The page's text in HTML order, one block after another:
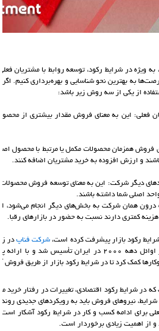
به ویژه در شرایط رکود، توسعه روابط با مشتریان
به بهترین نحو شناسایی و بهره‌برداری کنیم.
از یکی از سه روش زیر باشد:
فعلی: این به معنای فروش مقدار بیشتری از
فروش همزمان محصولات مکمل یا مرتبط با محصول
و ارزش افزوده به خرید مشتریان اضافه کنند.
دیگر شرکت: این به معنای توسعه فروش
اصلی شما داشته باشند.
درون همان شرکت به بخش‌های دیگر انجام می‌شود،
کمتری دارند نسبت به حضور در بازارهای رقبا.
رکود بازار پیشرفت کرده است، شرکت فناپدر
الکترونیک می‌باشد. این شرکت در اوائل دهه ۲۰۰۰ در
کمک کرد تا در شرایط رکود بازار از طریق فروش
که در شرایط رکود اقتصادی، تغییرات در رفتار
نیروهای فروش باید به رویکردهای جدیدی روند
برای ادامه کسب و کار در شرایط رکود آشکار
از اهمیت زیادی برخوردار است.